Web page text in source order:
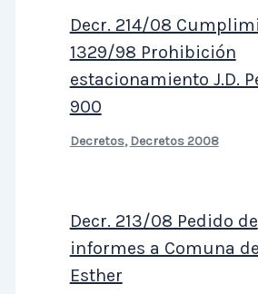
Decr. 214/08
1329/98 Prohibición
estacionamiento J.D.
900
Decretos, Decretos 2008
Decr. 213/08 Pedido de
informes a Comuna
Esther